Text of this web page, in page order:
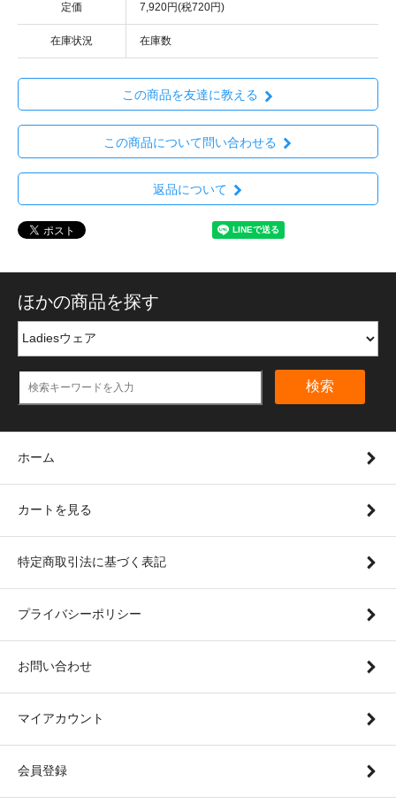
定価 7,920円(税720円)
在庫状況 在庫数
この商品を友達に教える
この商品について問い合わせる
返品について
ほかの商品を探す
検索
ホーム
カートを見る
特定商取引法に基づく表記
プライバシーポリシー
お問い合わせ
マイアカウント
会員登録